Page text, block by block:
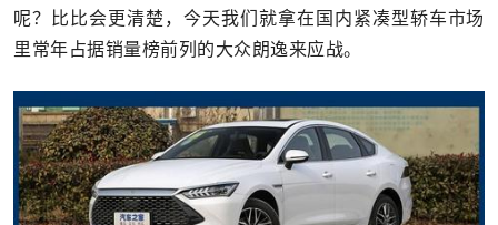
呢？比比会更清楚，今天我们就拿在国内紧凑型轿车市场
里常年占据销量榜前列的大众朗逸来应战。